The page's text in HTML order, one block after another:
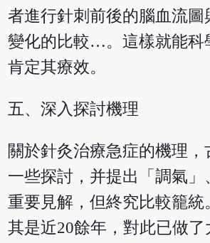
者進行針刺前後的腦血流圖
變化的比較…。這樣就能科
肯定其療效。
五、深入探討機理
關於針灸治療急症的機理，
一些探討，并提出「調氣」
重要見解，但終究比較籠統
其是近20餘年，對此已做了